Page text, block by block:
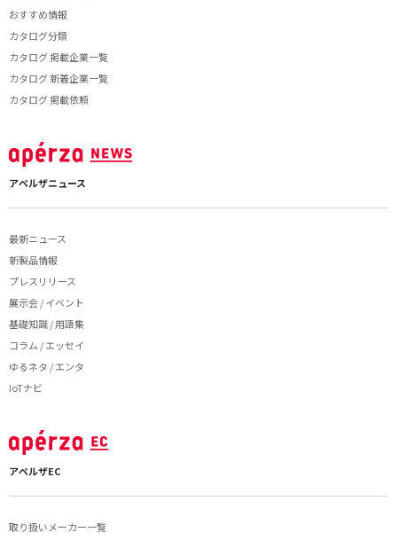
おすすめ情報
カタログ分類
カタログ 掲載企業一覧
カタログ 新着企業一覧
カタログ 掲載依頼
アペルザニュース
最新ニュース
新製品情報
プレスリリース
展示会 / イベント
基礎知識 / 用語集
コラム / エッセイ
ゆるネタ / エンタ
IoTナビ
アペルザEC
取り扱いメーカー一覧